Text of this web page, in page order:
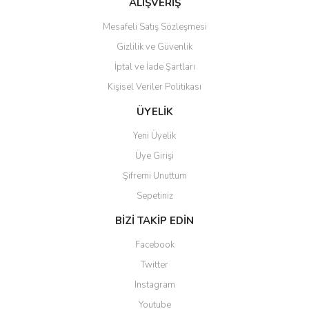
Gönder
ALIŞVERİŞ
Mesafeli Satış Sözleşmesi
Gizlilik ve Güvenlik
İptal ve İade Şartları
Kişisel Veriler Politikası
ÜYELİK
Yeni Üyelik
Üye Girişi
Şifremi Unuttum
Sepetiniz
BİZİ TAKİP EDİN
Facebook
Twitter
Instagram
Youtube